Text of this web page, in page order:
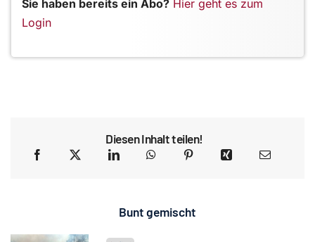
Sie haben bereits ein Abo? Hier geht es zum
Login
Diesen Inhalt teilen!
Bunt gemischt